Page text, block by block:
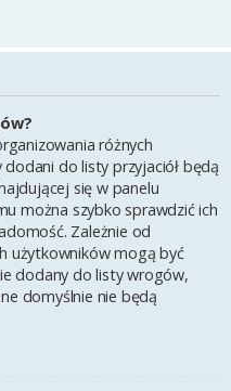
różnych
do listy przyjaciół będą
się w panelu
można szybko sprawdzić ich
Zależnie od
użytkowników mogą być
dodany do listy wrogów,
domyślnie nie będą